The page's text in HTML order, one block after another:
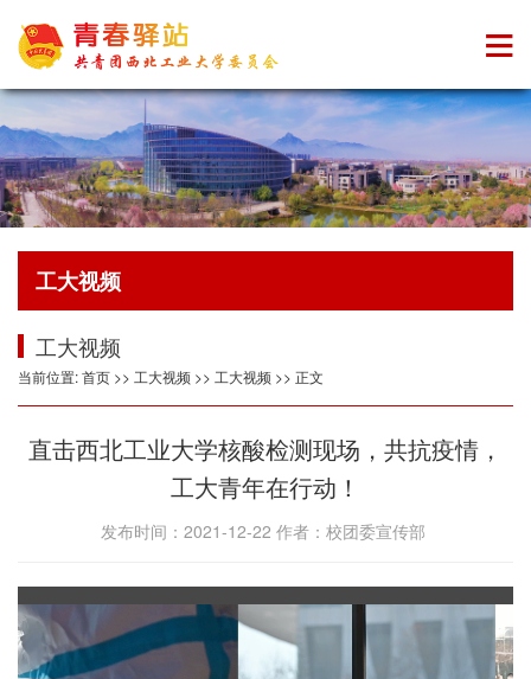
工大视频
工大视频
当前位置:首页 >> 工大视频 >> 工大视频 >> 正文
直击西北工业大学核酸检测现场，共抗疫情，
工大青年在行动！
发布时间：2021-12-22 作者：校团委宣传部